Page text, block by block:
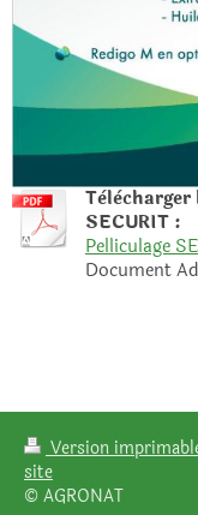
SECURIT :
Pelliculage
Document
Version
site
© AGRONAT